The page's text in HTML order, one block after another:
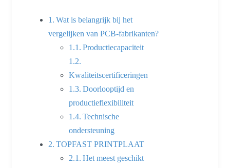
Wat is belangrijk bij het
vergelijken van PCB-fabrikanten?
Productiecapaciteit
Kwaliteitscertificeringen
Doorlooptijd en
productieflexibiliteit
Technische
ondersteuning
TOPFAST PRINTPLAAT
Het meest geschikt